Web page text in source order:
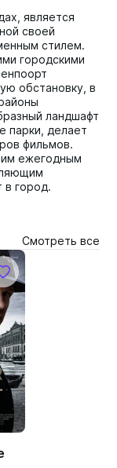
является
своей
стилем.
городскими
обстановку, в
ландшафт
парки, делает
фильмов.
ежегодным
в город.
Смотреть все